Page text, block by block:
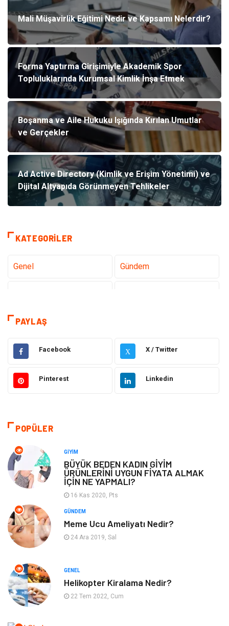
Mali Müşavirlik Eğitimi Nedir ve Kapsamı Nelerdir?
Forma Yaptırma Girişimiyle Akademik Spor
Topluluklarında Kurumsal Kimlik İnşa Etmek
Boşanma ve Aile Hukuku Işığında Kırılan Umutlar
ve Gerçekler
Ad Active Directory (Kimlik ve Erişim Yönetimi) ve
Dijital Altyapıda Görünmeyen Tehlikeler
KATEGORILER
Genel Gündem
Sağlık
Elektrik Elektronik Gıda
Giyim Ulaşım ve Taşımacılık
Alışveriş
Otomotiv
Eğitim Kurumları Yapı İnşaat
Güzellik Mobilya
Bahçe Ev Maden ve Metal
Finans & Ekonomi
PAYLAŞ
Facebook X X / Twitter
Pinterest Linkedin
POPÜLER
GIYIM
BÜYÜK BEDEN KADIN GİYİM
ÜRÜNLERİNİ UYGUN FİYATA ALMAK
İÇİN NE YAPMALI?
16 Kas 2020, Pts
GÜNDEM
Meme Ucu Ameliyatı Nedir?
24 Ara 2019, Sal
GENEL
Helikopter Kiralama Nedir?
22 Tem 2022, Cum